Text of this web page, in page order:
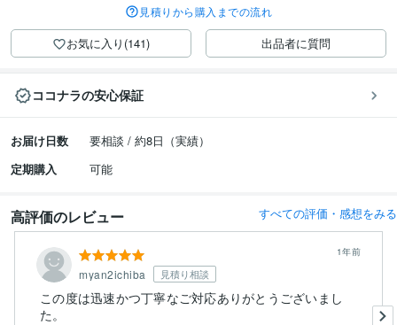
見積りから購入までの流れ
お気に入り(141) 出品者に質問
ココナラの安心保証
お届け日数
要相談 / 約8日（実績）
定期購入
可能
高評価のレビュー すべての評価・感想をみる
myan2ichiba 見積り相談
1年前
この度は迅速かつ丁寧なご対応ありがとうございまし
た。